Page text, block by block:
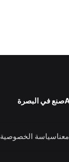
صنع في البصرة
سياسة الخصوصية